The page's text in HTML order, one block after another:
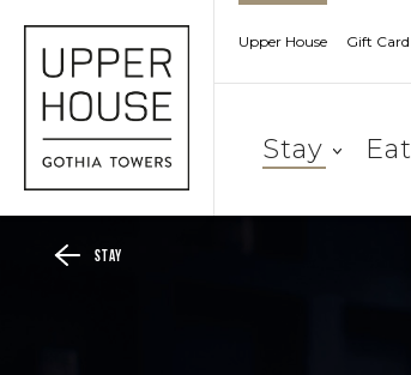
Upper House Gift Card
Stay Eat
Stay